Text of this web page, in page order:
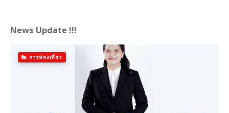
News Update !!!
การท่องเที่ยว